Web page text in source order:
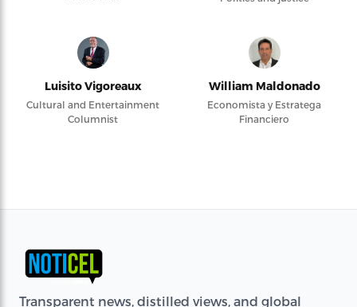
Luisito Vigoreaux
Cultural and Entertainment
Columnist
William Maldonado
Economista y Estratega
Financiero
Transparent news, distilled views, and global